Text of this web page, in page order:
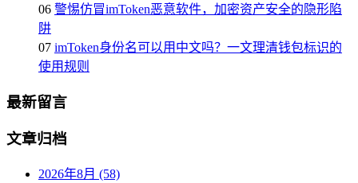
06 警惕仿冒imToken恶意软件，加密资产安全的隐形陷
阱
07 imToken身份名可以用中文吗？一文理清钱包标识的
使用规则
最新留言
文章归档
2026年8月 (58)